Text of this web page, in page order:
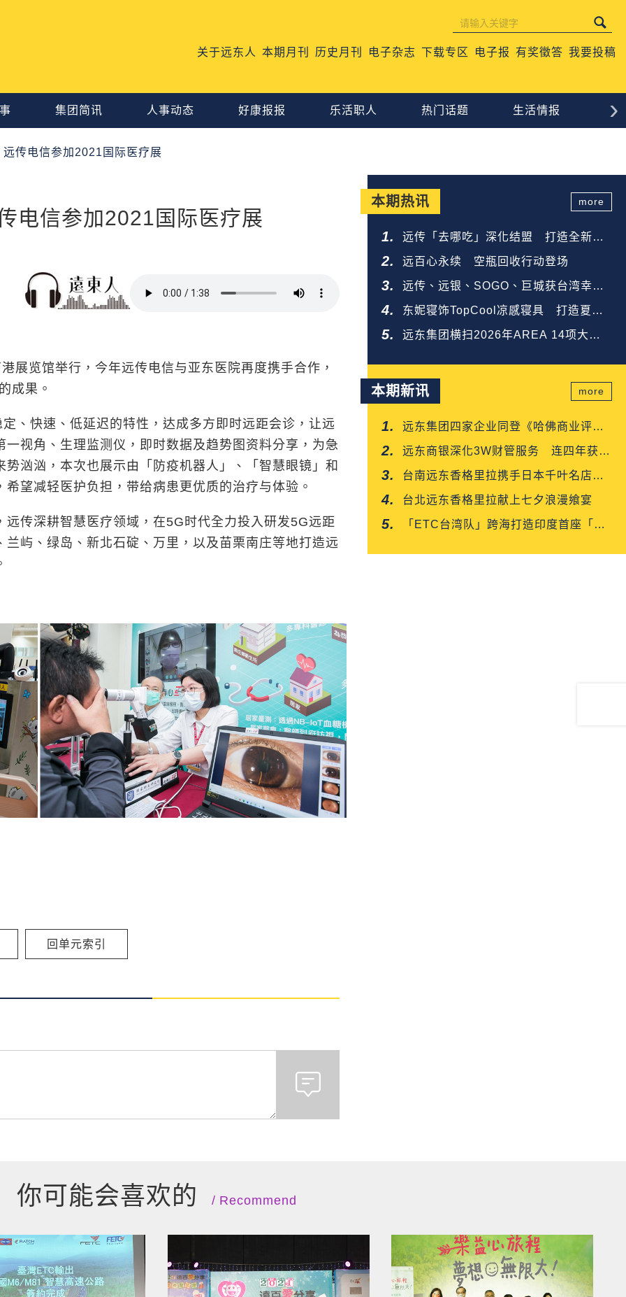
关于远东人 本期月刊 历史月刊 电子杂志 下载专区 电子报 有奖徵答 我要投稿
集团简讯 人事动态 好康报报 乐活职人 热门话题 生活情报 心
›
传电信参加2021国际医疗展
电信参加2021国际医疗展
览馆举行，今年远传电信与亚东医院再度携手合作，
成果。
快速、低延迟的特性，达成多方即时远距会诊，让远
视角、生理监测仪，即时数据及趋势图资料分享，为急
汹汹，本次也展示由「防疫机器人」、「智慧眼镜」和
望减轻医护负担，带给病患更优质的治疗与体验。
深耕智慧医疗领域，在5G时代全力投入研发5G远距
屿、绿岛、新北石碇、万里，以及苗栗南庄等地打造远
回单元索引
本期热讯
远传「去哪吃」深化结盟 打造全新餐
饮生态圈
远百心永续 空瓶回收行动登场
远传、远银、SOGO、巨城获台湾幸福
企业金奖
东妮寝饰TopCool凉感寝具 打造夏夜
好眠
远东集团横扫2026年AREA 14项大
more
本期新讯
远东集团四家企业同登《哈佛商业评
论》「台湾企业领袖100强」
远东商银深化3W财管服务 连四年获保
险信望爱双奖肯定
台南远东香格里拉携手日本千叶名店
「CROISSANT」 得奖可颂抢先上市
台北远东香格里拉献上七夕浪漫飨宴
「ETC台湾队」跨海打造印度首座「多
more
你可能会喜欢的 Recommend